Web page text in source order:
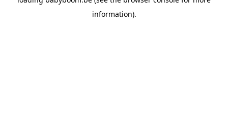
information).